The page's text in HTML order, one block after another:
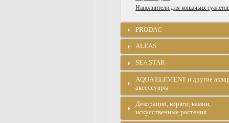
Наполнители для кошачьих
PRODAC
ALEAS
SEA STAR
AQUA ELEMENT и другие
аксессуары
Декорации, коряги, камни,
искусственные растения